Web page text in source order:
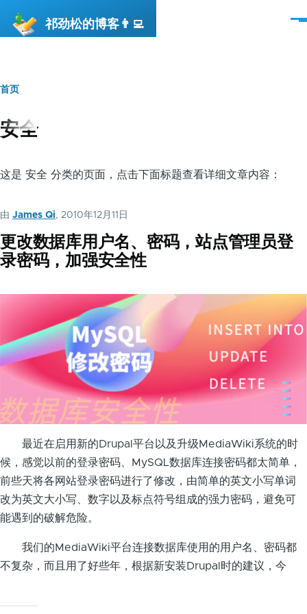
祁劲松的博客👨‍💻
菜
面
包
屑
首页
安全
这是 安全 分类的页面，点击下面标题查看详细文章内容：
由 James Qi, 2010年12月11日
更改数据库用户名、密码，站点管理员登
录密码，加强安全性
最近在启用新的Drupal平台以及升级MediaWiki系统的时
候，感觉以前的登录密码、MySQL数据库连接密码都太简单，
前些天将各网站登录密码进行了修改，由简单的英文小写单词
改为英文大小写、数字以及标点符号组成的强力密码，避免可
能遇到的破解危险。
我们的MediaWiki平台连接数据库使用的用户名、密码都
不复杂，而且用了好些年，根据新安装Drupal时的建议，今